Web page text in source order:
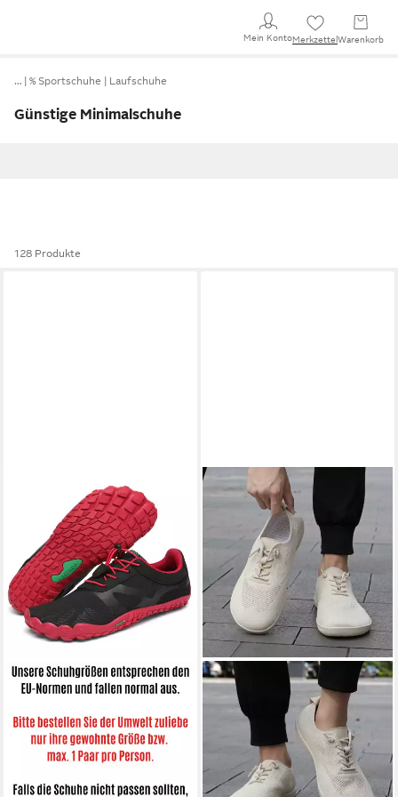
Mein KontoMerkzettel Warenkorb
… % Sportschuhe Laufschuhe
Günstige Minimalschuhe
128 Produkte